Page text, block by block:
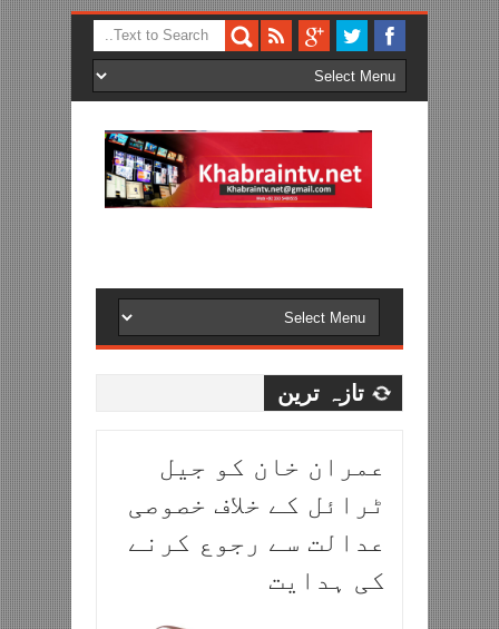
تازہ ترین
عمران خان کو جیل
ٹرائل کے خلاف خصوصی
عدالت سے رجوع کرنے
کی ہدایت